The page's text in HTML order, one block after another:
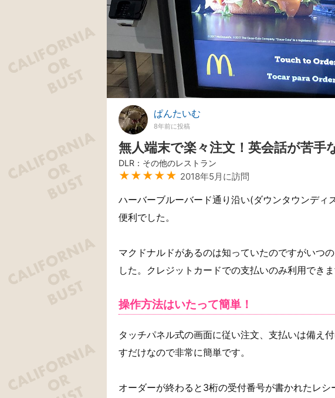
ぱんたいむ
8年前に投稿
無人端末で楽々注文！英会話が苦手
DLR：その他のレストラン
★★★★★ 2018年5月に訪問
ハーバーブルーバード通り沿い(ダウンタウンディ
便利でした。
マクドナルドがあるのは知っていたのですがいつ
した。クレジットカードでの支払いのみ利用できま
操作方法はいたって簡単！
タッチパネル式の画面に従い注文、支払いは備え
すだけなので非常に簡単です。
オーダーが終わると3桁の受付番号が書かれたレ